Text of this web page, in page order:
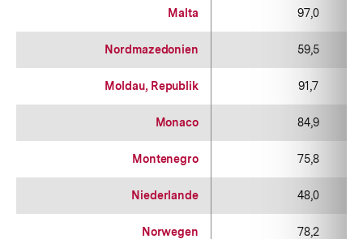
Malta 97,0
Nordmazedonien 59,5
Moldau, Republik 91,7
Monaco 84,9
Montenegro 75,8
Niederlande 48,0
Norwegen 78,2